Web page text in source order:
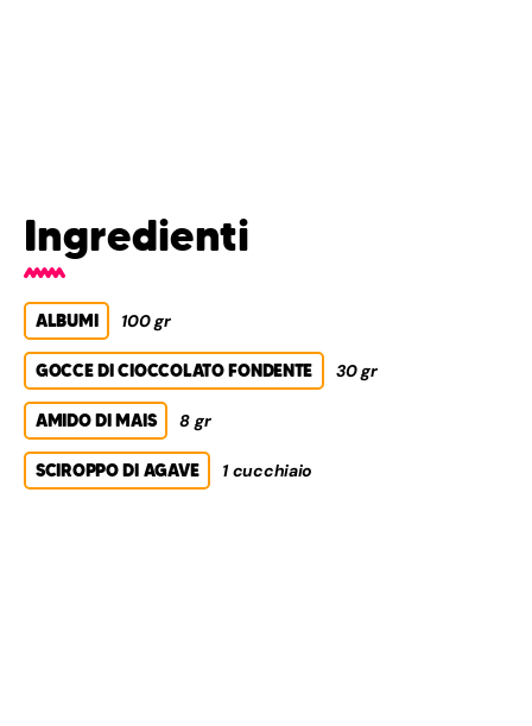
Ingredienti
ALBUMI 100 gr
GOCCE DI CIOCCOLATO FONDENTE 30 gr
AMIDO DI MAIS 8 gr
SCIROPPO DI AGAVE 1 cucchiaio